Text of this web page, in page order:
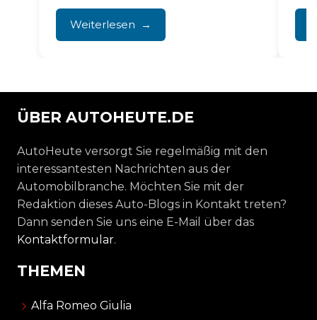
komplett zunichtemachen....
Weiterlesen
ÜBER AUTOHEUTE.DE
AutoHeute versorgt Sie regelmäßig mit den
interessantesten Nachrichten aus der
Automobilbranche. Möchten Sie mit der
Redaktion dieses Auto-Blogs in Kontakt treten?
Dann senden Sie uns eine E-Mail über das
Kontaktformular.
THEMEN
Alfa Romeo Giulia